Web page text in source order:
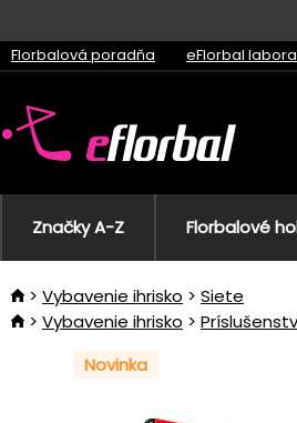
Florbalová poradňa eFlorbal
Značky A-Z Florbalové
Vybavenie ihrisko
Siete
Vybavenie ihrisko
Novinka